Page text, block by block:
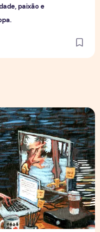
paixão e